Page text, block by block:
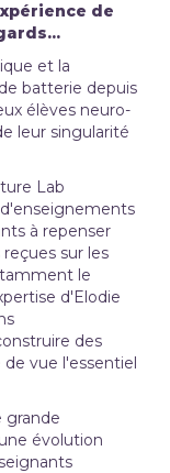
de
et la
batterie depuis
élèves neuro-
leur singularité
Lab
à repenser
sur les
le
d'Elodie
des
de vue l'essentiel
grande
évolution